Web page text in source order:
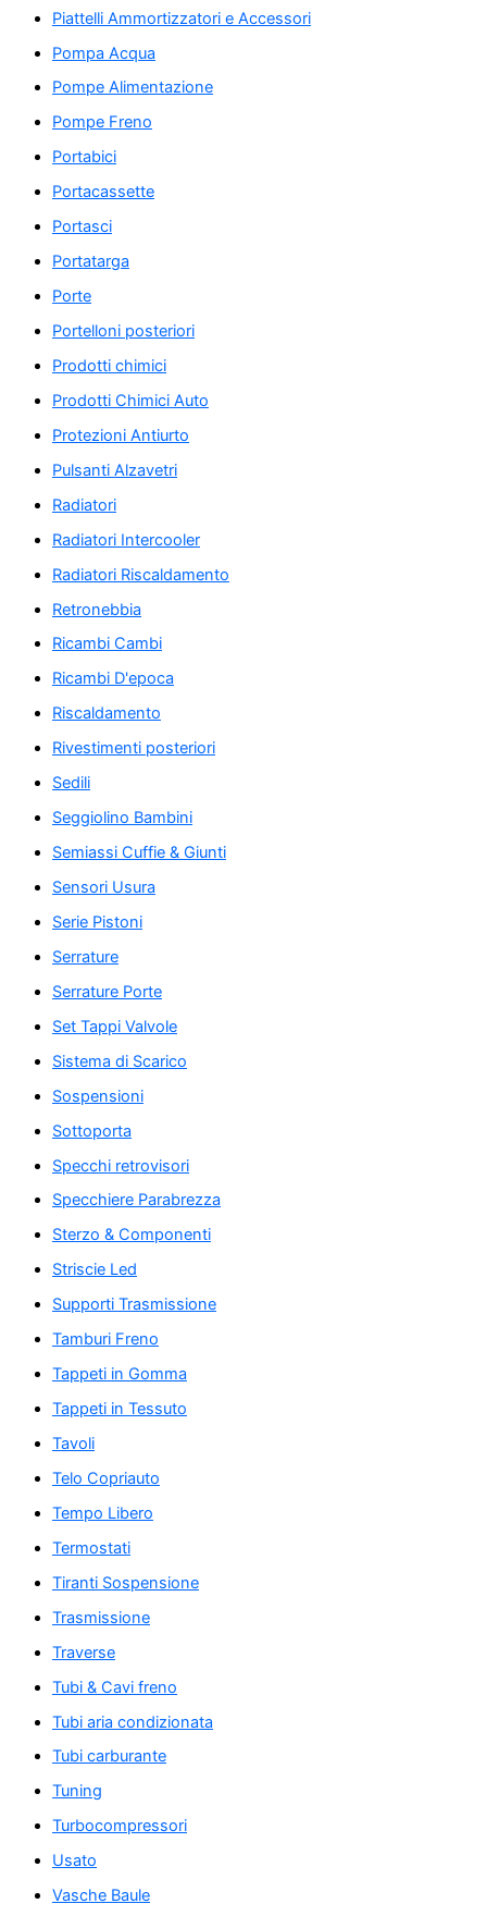
Piattelli Ammortizzatori e Accessori
Pompa Acqua
Pompe Alimentazione
Pompe Freno
Portabici
Portacassette
Portasci
Portatarga
Porte
Portelloni posteriori
Prodotti chimici
Prodotti Chimici Auto
Protezioni Antiurto
Pulsanti Alzavetri
Radiatori
Radiatori Intercooler
Radiatori Riscaldamento
Retronebbia
Ricambi Cambi
Ricambi D'epoca
Riscaldamento
Rivestimenti posteriori
Sedili
Seggiolino Bambini
Semiassi Cuffie & Giunti
Sensori Usura
Serie Pistoni
Serrature
Serrature Porte
Set Tappi Valvole
Sistema di Scarico
Sospensioni
Sottoporta
Specchi retrovisori
Specchiere Parabrezza
Sterzo & Componenti
Striscie Led
Supporti Trasmissione
Tamburi Freno
Tappeti in Gomma
Tappeti in Tessuto
Tavoli
Telo Copriauto
Tempo Libero
Termostati
Tiranti Sospensione
Trasmissione
Traverse
Tubi & Cavi freno
Tubi aria condizionata
Tubi carburante
Tuning
Turbocompressori
Usato
Vasche Baule